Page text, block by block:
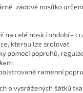
zádové nosítko
na celé nosící období -
kterou lze srolovat
pomocí popruhů,
ramenní
a vysrážených šátků